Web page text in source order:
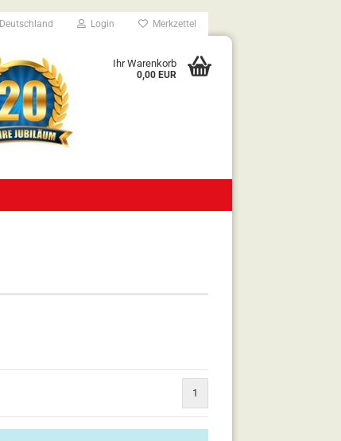
Deutschland Login Merkzettel
Ihr Warenkorb
0,00 EUR
1